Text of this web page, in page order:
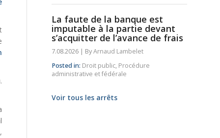
La faute de la banque est
imputable à la partie devant
s’acquitter de l’avance de frais
7.08.2026 | ByArnaud Lambelet
Posted in: Droit public, Procédure
administrative et fédérale
Voir tous les arrêts